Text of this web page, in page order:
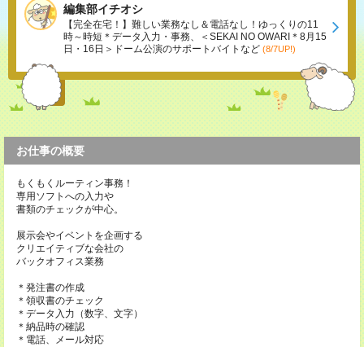
編集部イチオシ
【完全在宅！】難しい業務なし＆電話なし！ゆっくりの11
時～時短＊データ入力・事務、＜SEKAI NO OWARI＊8月15
日・16日＞ドーム公演のサポートバイトなど (8/7UP!)
お仕事の概要
もくもくルーティン事務！
専用ソフトへの入力や
書類のチェックが中心。
展示会やイベントを企画する
クリエイティブな会社の
バックオフィス業務
＊発注書の作成
＊領収書のチェック
＊データ入力（数字、文字）
＊納品時の確認
＊電話、メール対応